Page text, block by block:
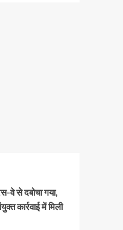
वे से दबोचा गया,
कार्रवाई में मिली